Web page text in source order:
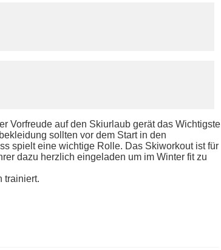
Vorfreude auf den Skiurlaub gerät das Wichtigste
sollten vor dem Start in den
spielt eine wichtige Rolle. Das Skiworkout ist für
dazu herzlich eingeladen um im Winter fit zu
trainiert.